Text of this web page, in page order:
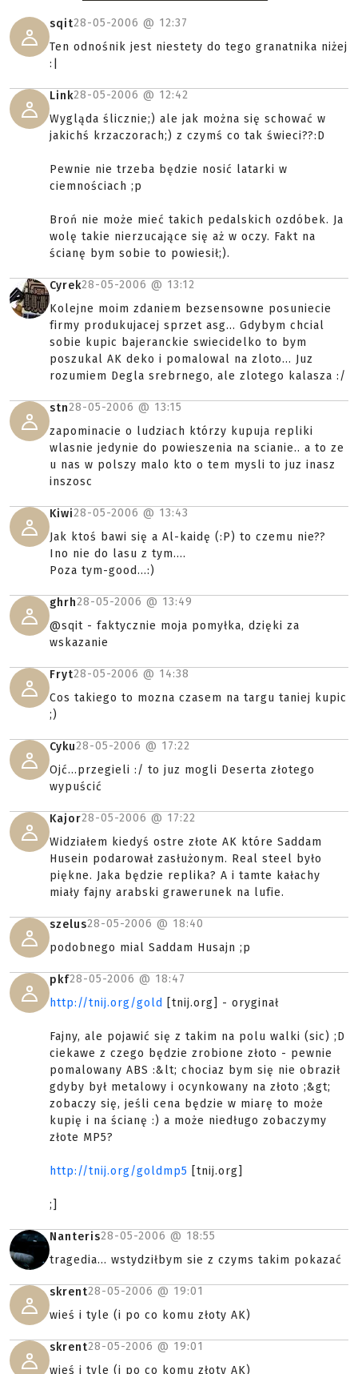
sqit28-05-2006 @ 12:37
Ten odnośnik jest niestety do tego granatnika niżej
:|
Link28-05-2006 @ 12:42
Wygląda ślicznie;) ale jak można się schować w
jakichś krzaczorach;) z czymś co tak świeci??:D
Pewnie nie trzeba będzie nosić latarki w
ciemnościach ;p
Broń nie może mieć takich pedalskich ozdóbek. Ja
wolę takie nierzucające się aż w oczy. Fakt na
ścianę bym sobie to powiesił;).
Cyrek28-05-2006 @ 13:12
Kolejne moim zdaniem bezsensowne posuniecie
firmy produkujacej sprzet asg... Gdybym chcial
sobie kupic bajeranckie swiecidelko to bym
poszukal AK deko i pomalowal na zloto... Juz
rozumiem Degla srebrnego, ale zlotego kalasza :/
stn28-05-2006 @ 13:15
zapominacie o ludziach którzy kupuja repliki
wlasnie jedynie do powieszenia na scianie.. a to ze
u nas w polszy malo kto o tem mysli to juz inasz
inszosc
Kiwi28-05-2006 @ 13:43
Jak ktoś bawi się a Al-kaidę (:P) to czemu nie??
Ino nie do lasu z tym....
Poza tym-good...:)
ghrh28-05-2006 @ 13:49
@sqit - faktycznie moja pomyłka, dzięki za
wskazanie
Fryt28-05-2006 @ 14:38
Cos takiego to mozna czasem na targu taniej kupic
;)
Cyku28-05-2006 @ 17:22
Ojć...przegieli :/ to juz mogli Deserta złotego
wypuścić
Kajor28-05-2006 @ 17:22
Widziałem kiedyś ostre złote AK które Saddam
Husein podarował zasłużonym. Real steel było
piękne. Jaka będzie replika? A i tamte kałachy
miały fajny arabski grawerunek na lufie.
szelus28-05-2006 @ 18:40
podobnego mial Saddam Husajn ;p
pkf28-05-2006 @ 18:47
http://tnij.org/gold [tnij.org] - oryginał
Fajny, ale pojawić się z takim na polu walki (sic) ;D
ciekawe z czego będzie zrobione złoto - pewnie
pomalowany ABS :&lt; chociaz bym się nie obraził
gdyby był metalowy i ocynkowany na złoto ;&gt;
zobaczy się, jeśli cena będzie w miarę to może
kupię i na ścianę :) a może niedługo zobaczymy
złote MP5?
http://tnij.org/goldmp5 [tnij.org]
;]
Nanteris28-05-2006 @ 18:55
tragedia... wstydziłbym sie z czyms takim pokazać
skrent28-05-2006 @ 19:01
wieś i tyle (i po co komu złoty AK)
skrent28-05-2006 @ 19:01
wieś i tyle (i po co komu złoty AK)